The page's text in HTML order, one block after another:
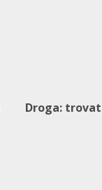
Droga: